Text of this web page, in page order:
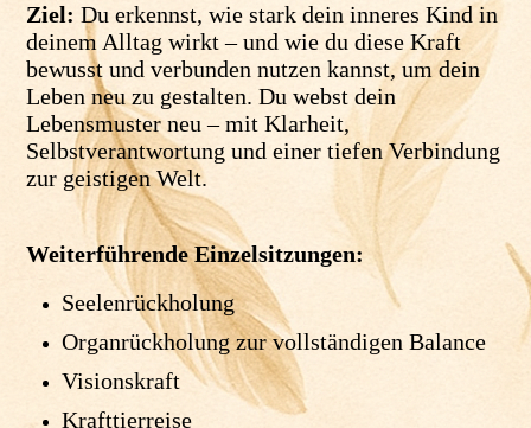
Ziel:Du erkennst, wie stark dein inneres Kind in
deinem Alltag wirkt – und wie du diese Kraft
bewusst und verbunden nutzen kannst, um dein
Leben neu zu gestalten. Du webst dein
Lebensmuster neu – mit Klarheit,
Selbstverantwortung und einer tiefen Verbindung
zur geistigen Welt.
Weiterführende Einzelsitzungen:
Seelenrückholung
Organrückholung zur vollständigen Balance
Visionskraft
Krafttierreise